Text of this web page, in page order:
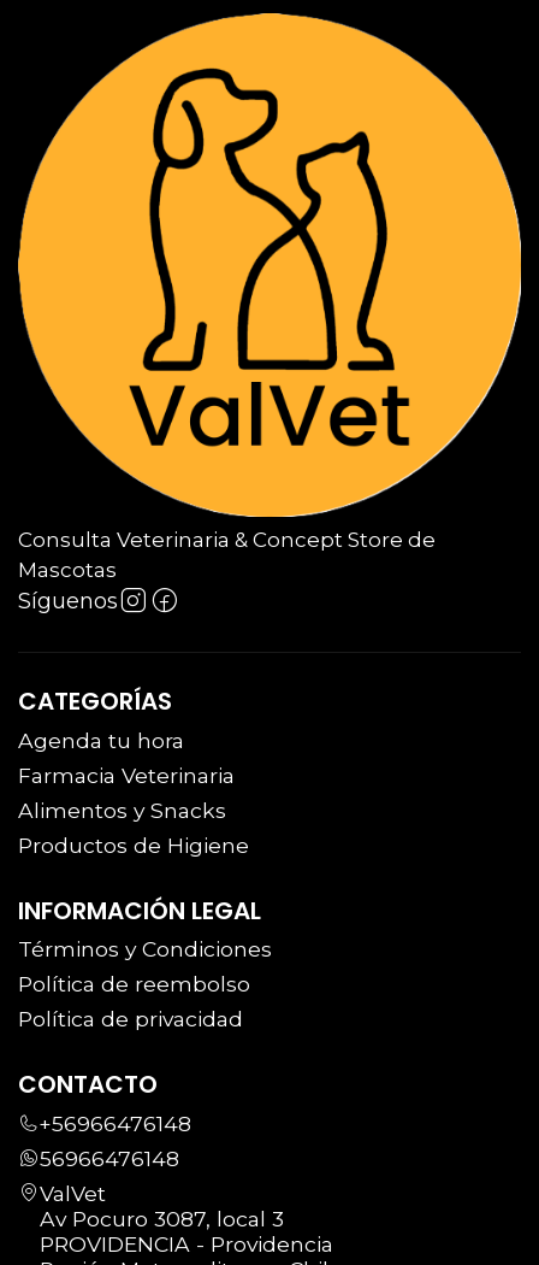
Consulta Veterinaria & Concept Store de
Mascotas
Síguenos
CATEGORÍAS
Agenda tu hora
Farmacia Veterinaria
Alimentos y Snacks
Productos de Higiene
INFORMACIÓN LEGAL
Términos y Condiciones
Política de reembolso
Política de privacidad
CONTACTO
+56966476148
56966476148
ValVet
Av Pocuro 3087, local 3
PROVIDENCIA - Providencia